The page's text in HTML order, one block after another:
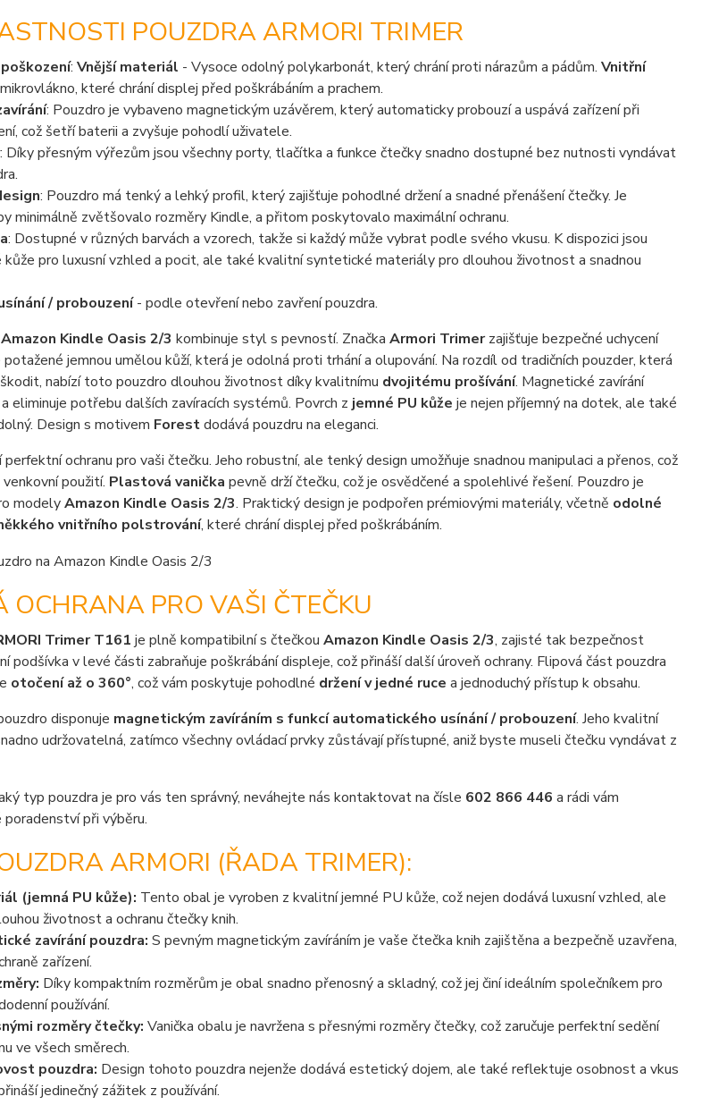
POUZDRA ARMORI TRIMER
: Vnější materiál - Vysoce odolný polykarbonát, který chrání proti nárazům a pádům. Vnitřní
které chrání displej před poškrábáním a prachem.
: Pouzdro je vybaveno magnetickým uzávěrem, který automaticky probouzí a uspává zařízení při
což šetří baterii a zvyšuje pohodlí uživatele.
: Díky přesným výřezům jsou všechny porty, tlačítka a funkce čtečky snadno dostupné bez nutnosti vyndávat
: Pouzdro má tenký a lehký profil, který zajišťuje pohodlné držení a snadné přenášení čtečky. Je
minimálně zvětšovalo rozměry Kindle, a přitom poskytovalo maximální ochranu.
: Dostupné v různých barvách a vzorech, takže si každý může vybrat podle svého vkusu. K dispozici jsou
kůže pro luxusní vzhled a pocit, ale také kvalitní syntetické materiály pro dlouhou životnost a snadnou
/ probouzení- podle otevření nebo zavření pouzdra.
Amazon Kindle Oasis 2/3 kombinuje styl s pevností. Značka Armori Trimerzajišťuje bezpečné uchycení
jemnou umělou kůží, která je odolná proti trhání a olupování. Na rozdíl od tradičních pouzder, která
nabízí toto pouzdro dlouhou životnost díky kvalitnímu dvojitému prošívání. Magnetické zavírání
eliminuje potřebu dalších zavíracích systémů. Povrch z jemné PU kůže je nejen příjemný na dotek, ale také
Design s motivem Forestdodává pouzdru na eleganci.
ochranu pro vaši čtečku. Jeho robustní, ale tenký design umožňuje snadnou manipulaci a přenos, což
použití. Plastová vanička pevně drží čtečku, což je osvědčené a spolehlivé řešení. Pouzdro je
modelyAmazon Kindle Oasis 2/3. Praktický design je podpořen prémiovými materiály, včetně odolné
vnitřního polstrování, které chrání displej před poškrábáním.
OCHRANA PRO VAŠI ČTEČKU
Trimer T161 je plně kompatibilní s čtečkou Amazon Kindle Oasis 2/3, zajisté tak bezpečnost
podšívka v levé části zabraňuje poškrábání displeje, což přináší další úroveň ochrany. Flipová část pouzdra
otočení až o 360°, což vám poskytuje pohodlné držení v jedné ruce a jednoduchý přístup k obsahu.
disponuje magnetickým zavíráním s funkcí automatického usínání / probouzení. Jeho kvalitní
udržovatelná, zatímco všechny ovládací prvky zůstávají přístupné, aniž byste museli čtečku vyndávat z
typ pouzdra je pro vás ten správný, neváhejte nás kontaktovat na čísle 602 866 446 a rádi vám
při výběru.
ARMORI (ŘADA TRIMER):
(jemná PU kůže): Tento obal je vyroben z kvalitní jemné PU kůže, což nejen dodává luxusní vzhled, ale
životnost a ochranu čtečky knih.
zavírání pouzdra: S pevným magnetickým zavíráním je vaše čtečka knih zajištěna a bezpečně uzavřena,
zařízení.
Díky kompaktním rozměrům je obal snadno přenosný a skladný, což jej činí ideálním společníkem pro
používání.
rozměry čtečky: Vanička obalu je navržena s přesnými rozměry čtečky, což zaručuje perfektní sedění
ve všech směrech.
pouzdra: Design tohoto pouzdra nejenže dodává estetický dojem, ale také reflektuje osobnost a vkus
jedinečný zážitek z používání.